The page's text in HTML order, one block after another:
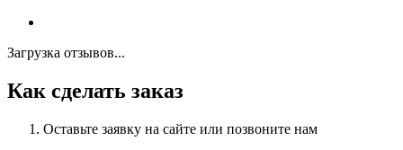
Загрузка отзывов...
Как сделать заказ
Оставьте заявку на сайте или позвоните нам